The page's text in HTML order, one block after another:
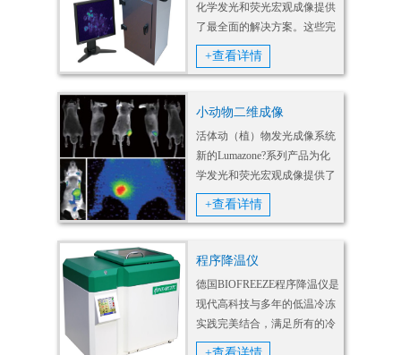
化学发光和荧光宏观成像提供
了最全面的解决方案。这些完
整的系统允许研究者选择不同
的高性能CCD和EMCCD相
而使系统适应试验需求。随机
取得良...
+查看详情
小动物二维成像
活体动（植）物发光成像系统
新的Lumazone?系列产品为化
学发光和荧光宏观成像提供了
最全面的解决方案。这些完整
的系统允许研究者选择不同的
以及不同尺寸的暗箱，从而使
+查看详情
程序降温仪
德国BIOFREEZE程序降温仪是
现代高科技与多年的低温冷冻
实践完美结合，满足所有的冷
冻保存活细胞的参数。可轻松